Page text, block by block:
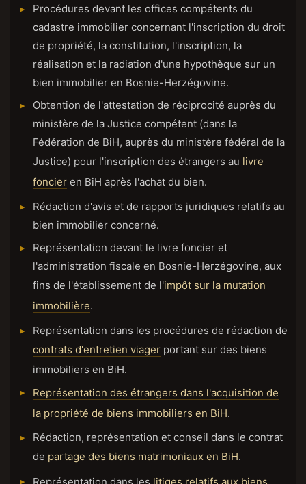
Procédures devant les offices compétents du
cadastre immobilier concernant l'inscription du droit
de propriété, la constitution, l'inscription, la
réalisation et la radiation d'une hypothèque sur un
bien immobilier en Bosnie-Herzégovine.
Obtention de l'attestation de réciprocité auprès du
ministère de la Justice compétent (dans la
Fédération de BiH, auprès du ministère fédéral de la
Justice) pour l'inscription des étrangers au livre
foncieren BiH après l'achat du bien.
Rédaction d'avis et de rapports juridiques relatifs au
bien immobilier concerné.
Représentation devant le livre foncier et
l'administration fiscale en Bosnie-Herzégovine, aux
fins de l'établissement de l'impôt sur la mutation
immobilière.
Représentation dans les procédures de rédaction de
contrats d'entretien viagerportant sur des biens
immobiliers en BiH.
Représentation des étrangers dans l'acquisition de
la propriété de biens immobiliers en BiH.
Rédaction, représentation et conseil dans le contrat
de partage des biens matrimoniaux en BiH.